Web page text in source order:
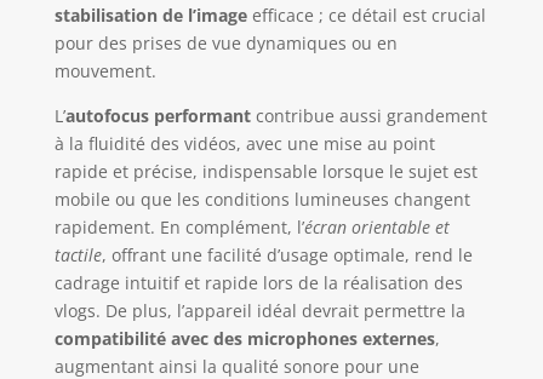
stabilisation de l’imageefficace ; ce détail est crucial
pour des prises de vue dynamiques ou en
mouvement.
L’autofocus performantcontribue aussi grandement
à la fluidité des vidéos, avec une mise au point
rapide et précise, indispensable lorsque le sujet est
mobile ou que les conditions lumineuses changent
rapidement. En complément, l’écran orientable et
tactile, offrant une facilité d’usage optimale, rend le
cadrage intuitif et rapide lors de la réalisation des
vlogs. De plus, l’appareil idéal devrait permettre la
compatibilité avec des microphones externes,
augmentant ainsi la qualité sonore pour une